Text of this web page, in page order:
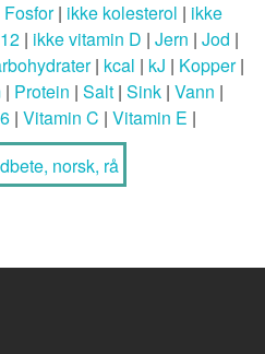
Fosfor| ikke kolesterol | ikke
| ikke vitamin D | Jern | Jod |
| kcal | kJ | Kopper|
| Protein | Salt | Sink | Vann |
| Vitamin C | Vitamin E |
norsk, rå